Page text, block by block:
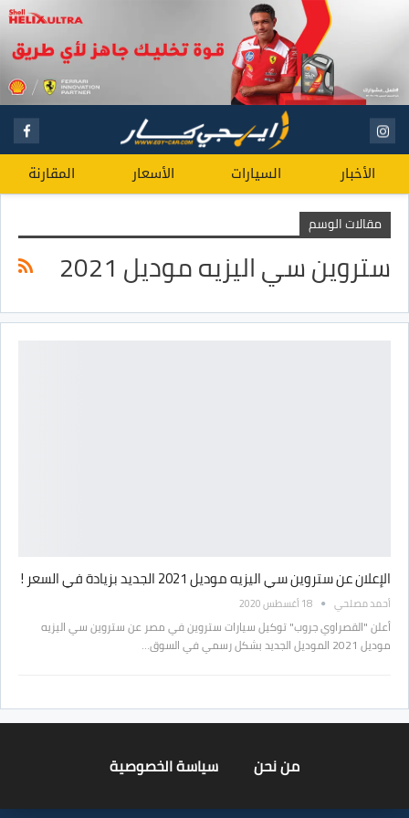
الأخبار السيارات الأسعار المقارنة
مقالات الوسم
ستروين سي اليزيه موديل 2021
الإعلان عن ستروين سي اليزيه موديل 2021 الجديد بزيادة في السعر !
أحمد مصلحي 18 أغسطس 2020
أعلن "القصراوي جروب" توكيل سيارات ستروين في مصر عن ستروين سي اليزيه
موديل 2021 الموديل الجديد بشكل رسمي في السوق…
من نحن سياسة الخصوصية